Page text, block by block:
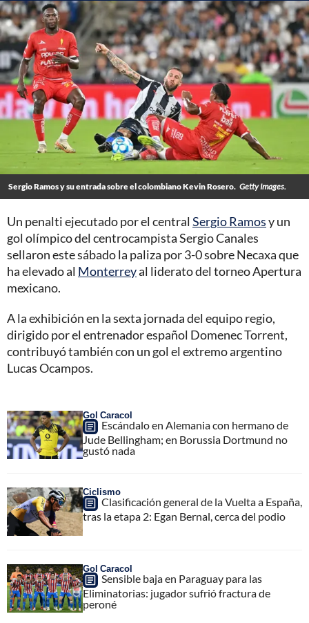
Sergio Ramos y su entrada sobre el colombiano Kevin Rosero. Getty Images.
Un penalti ejecutado por el central Sergio Ramosy un
gol olímpico del centrocampista Sergio Canales
sellaron este sábado la paliza por 3-0 sobre Necaxa que
ha elevado al Monterreyal liderato del torneo Apertura
mexicano.
A la exhibición en la sexta jornada del equipo regio,
dirigido por el entrenador español Domenec Torrent,
contribuyó también con un gol el extremo argentino
Lucas Ocampos.
Gol Caracol
Escándalo en Alemania con hermano de
Jude Bellingham; en Borussia Dortmund no
gustó nada
Ciclismo
Clasificación general de la Vuelta a España,
tras la etapa 2: Egan Bernal, cerca del podio
Gol Caracol
Sensible baja en Paraguay para las
Eliminatorias: jugador sufrió fractura de
peroné